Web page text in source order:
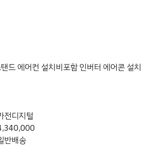
드 에어컨 설치비포함 인버터 에어콘 설치
전디지털
반배송